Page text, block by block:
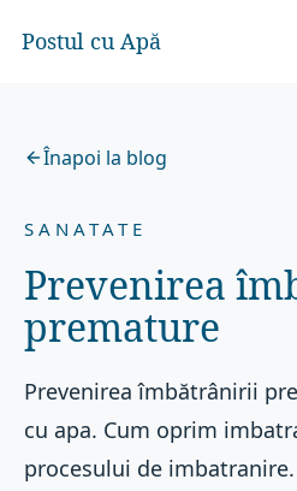
Postul cu Apă
Înapoi la blog
SANATATE
Prevenirea
premature
Prevenirea îmbătrânirii
cu apa. Cum oprim
procesului de